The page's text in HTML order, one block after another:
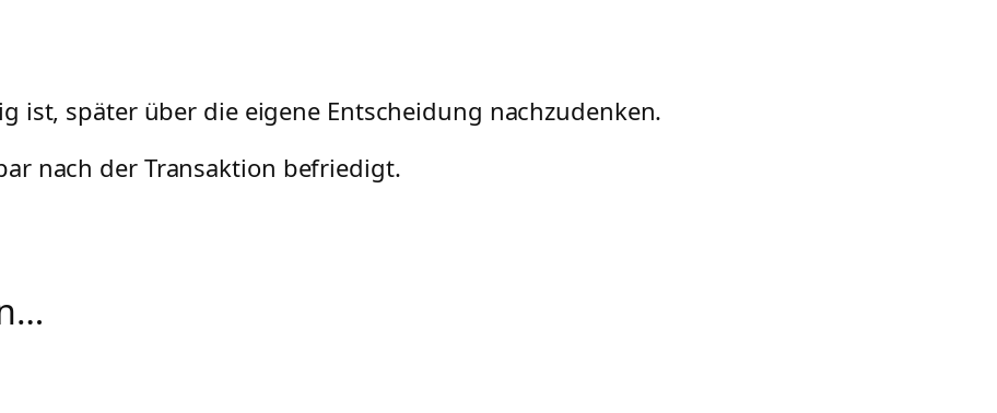
ist, später über die eigene Entscheidung nachzudenken.
nach der Transaktion befriedigt.